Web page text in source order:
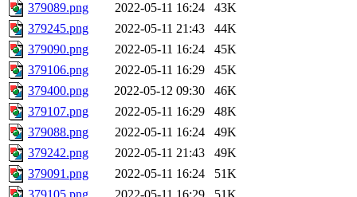
379089.png 2022-05-11 16:24
43K
379245.png
2022-05-11 21:43
44K
379090.png
2022-05-11 16:24
45K
379106.png
2022-05-11 16:29
45K
379400.png
2022-05-12 09:30
46K
379107.png
2022-05-11 16:29
48K
379088.png
2022-05-11 16:24
49K
379242.png
2022-05-11 21:43
49K
379091.png
2022-05-11 16:24
51K